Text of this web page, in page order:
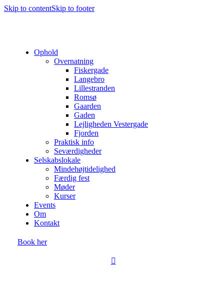
Skip to contentSkip to footer
Ophold
Overnatning
Fiskergade
Langebro
Lillestranden
Romsø
Gaarden
Gaden
Lejligheden Vestergade
Fjorden
Praktisk info
Seværdigheder
Selskabslokale
Mindehøjtidelighed
Færdig fest
Møder
Kurser
Events
Om
Kontakt
Book her